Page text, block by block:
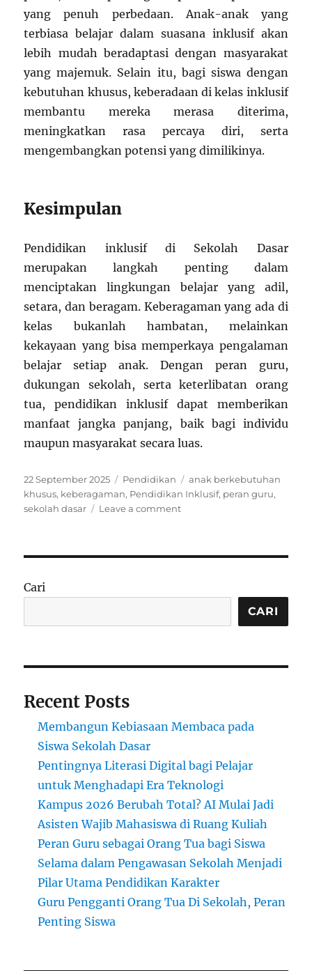
yang penuh perbedaan. Anak-anak yang
terbiasa belajar dalam suasana inklusif akan
lebih mudah beradaptasi dengan masyarakat
yang majemuk. Selain itu, bagi siswa dengan
kebutuhan khusus, keberadaan di kelas inklusif
membantu mereka merasa diterima,
meningkatkan rasa percaya diri, serta
mengembangkan potensi yang dimilikinya.
Kesimpulan
Pendidikan inklusif di Sekolah Dasar
merupakan langkah penting dalam
menciptakan lingkungan belajar yang adil,
setara, dan beragam. Keberagaman yang ada di
kelas bukanlah hambatan, melainkan
kekayaan yang bisa memperkaya pengalaman
belajar setiap anak. Dengan peran guru,
dukungan sekolah, serta keterlibatan orang
tua, pendidikan inklusif dapat memberikan
manfaat jangka panjang, baik bagi individu
maupun masyarakat secara luas.
Posted
on
22 September 2025 Categories
Pendidikan Tags
anak berkebutuhan
khusus, keberagaman, Pendidikan Inklusif, peran guru,
sekolah dasar
Leave a commenton
Menerima
di
Cari
CARI
Recent Posts
Membangun Kebiasaan Membaca pada
Siswa Sekolah Dasar
Pentingnya Literasi Digital bagi Pelajar
untuk Menghadapi Era Teknologi
Kampus 2026 Berubah Total? AI Mulai Jadi
Asisten Wajib Mahasiswa di Ruang Kuliah
Peran Guru sebagai Orang Tua bagi Siswa
Selama dalam Pengawasan Sekolah Menjadi
Pilar Utama Pendidikan Karakter
Guru Pengganti Orang Tua Di Sekolah, Peran
Penting Siswa